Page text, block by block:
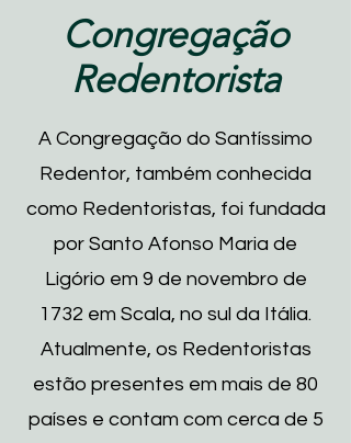
Congregação
Redentorista
A Congregação do Santíssimo
Redentor, também conhecida
como Redentoristas, foi fundada
por Santo Afonso Maria de
Ligório em 9 de novembro de
1732 em Scala, no sul da Itália.
Atualmente, os Redentoristas
estão presentes em mais de 80
países e contam com cerca de 5